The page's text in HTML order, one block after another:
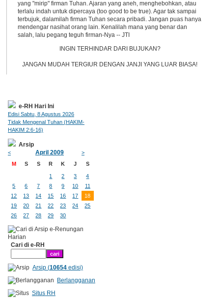
yang "mirip" firman Tuhan. Ajaran yang aneh, menghebohkan, atau
terlalu indah untuk dipercaya (too good to be true). Agar tak sampai
terbujuk, dalamilah firman Tuhan secara pribadi. Jangan puas hanya
mendengar nasihat orang lain. Kenalilah mana yang benar dan
salah, lalu pegang teguh firman-Nya -- JTI
INGIN TERHINDAR DARI BUJUKAN?
JANGAN MUDAH TERGIUR DENGAN JANJI YANG LUAR BIASA!
e-RH Hari Ini
Edisi Sabtu, 8 Agustus 2026
Tidak Mengenal Tuhan (HAKIM-
HAKIM 2:6-16)
Arsip
< April 2009
>
M
S S R K J S
1 2 3
4
5
6 7 8 9 10
11
12
13 14 15 16 17
18
19
20 21 22 23 24
25
26
27 28 29 30
Cari di e-RH
Arsip (10654edisi)
Berlangganan
Situs RH